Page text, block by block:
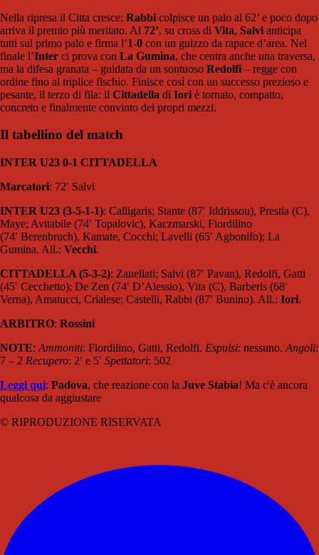
Nella ripresa il Citta cresce: Rabbi colpisce un palo al 62’ e poco dopo
arriva il premio più meritato. Al 72’, su cross di Vita, Salvi anticipa
tutti sul primo palo e firma l’1-0 con un guizzo da rapace d’area. Nel
finale l’Inter ci prova con La Gumina, che centra anche una traversa,
ma la difesa granata – guidata da un sontuoso Redolfi – regge con
ordine fino al triplice fischio. Finisce così con un successo prezioso e
pesante, il terzo di fila: il Cittadella di Iori è tornato, compatto,
concreto e finalmente convinto dei propri mezzi.
Il tabellino del match
INTER U23 0-1 CITTADELLA
Marcatori: 72′ Salvi
INTER U23 (3-5-1-1): Calligaris; Stante (87′ Iddrissou), Prestia (C),
Maye; Avitabile (74′ Topalovic), Kaczmarski, Fiordilino
(74′ Berenbruch), Kamate, Cocchi; Lavelli (65′ Agbonifo); La
Gumina. All.: Vecchi.
CITTADELLA (5-3-2): Zanellati; Salvi (87′ Pavan), Redolfi, Gatti
(45′ Cecchetto); De Zen (74′ D’Alessio), Vita (C), Barberis (68′
Verna), Amatucci, Crialese; Castelli, Rabbi (87′ Bunino). All.: Iori.
ARBITRO: Rossini
NOTE: Ammoniti: Fiordilino, Gatti, Redolfi. Espulsi: nessuno. Angoli:
7 – 2 Recupero: 2′ e 5′ Spettatori: 502
Leggi qui: Padova, che reazione con la Juve Stabia! Ma c'è ancora
qualcosa da aggiustare
© RIPRODUZIONE RISERVATA